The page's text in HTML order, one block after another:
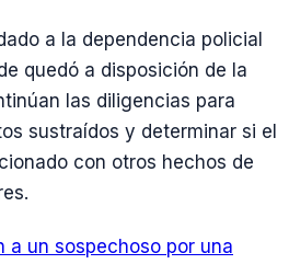
a la dependencia policial
quedó a disposición de la
las diligencias para
sustraídos y determinar si el
con otros hechos de
a un sospechoso por una